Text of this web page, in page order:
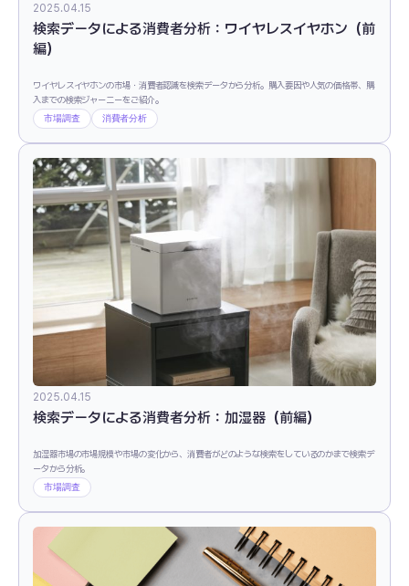
2025.04.15
検索データによる消費者分析：ワイヤレスイヤホン（前
編）
ワイヤレスイヤホンの市場・消費者認識を検索データから分析。購入要因や人気の価格帯、購
入までの検索ジャーニーをご紹介。
市場調査 消費者分析
2025.04.15
検索データによる消費者分析：加湿器（前編）
加湿器市場の市場規模や市場の変化から、消費者がどのような検索をしているのかまで検索デ
ータから分析。
市場調査